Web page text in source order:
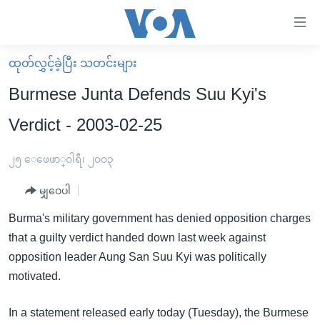
လွယ်ကူ
စေ
သည့်
များ
ကြည့်
မူလစာမျက်နှာ
မြန်မာ
ကမ္ဘာ့သတင်းများ
ရပ်ဝန်းတခု လမ်းတခု အလွန်
အမေရိကန်သုံးအီဒီယံ
မကြေးမုံရဲ့ အင်္ဂလိပ်စာ
ရုပ်ရှင်ထဲက အင်္ဂလိပ်စာ
အပတ်စဉ်ကဏ္ဍများ
ရေဒီယို
တီဗွီ
ရေဒီယိုနှင့်ရုပ်သံ အချက်အလက်များ
ရေဒီယို/တီဗွီအစီအစဉ်
ထုတ်လွှင့်ခဲ့ပြီး သတင်းများ
Burmese Junta Defends Suu Kyi's
Verdict - 2003-02-25
၂၅ ေဖေဖာ္၀ါရီ၊ ၂၀၀၃
မျှဝေပါ
Burma's military government has denied opposition charges
that a guilty verdict handed down last week against
opposition leader Aung San Suu Kyi was politically
motivated.
In a statement released early today (Tuesday), the Burmese